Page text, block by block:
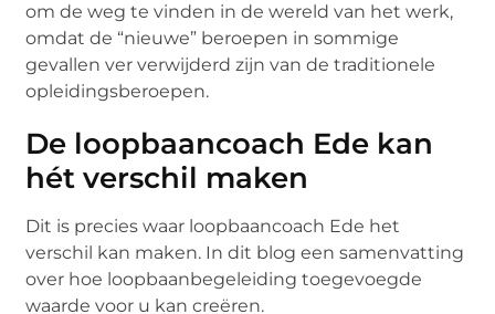
om de weg te vinden in de wereld van het werk,
omdat de “nieuwe” beroepen in sommige
gevallen ver verwijderd zijn van de traditionele
opleidingsberoepen.
De loopbaancoach Ede kan
hét verschil maken
Dit is precies waar loopbaancoach Ede het
verschil kan maken. In dit blog een samenvatting
over hoe loopbaanbegeleiding toegevoegde
waarde voor u kan creëren.